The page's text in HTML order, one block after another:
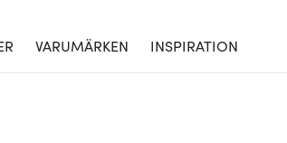
VARUMÄRKEN INSPIRATION